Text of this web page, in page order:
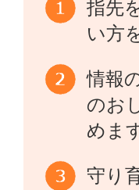
指先
い方
情報
のお
めま
守り